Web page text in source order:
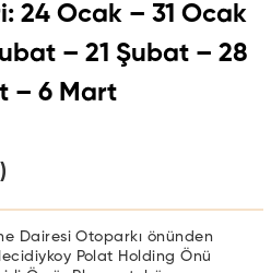
24 Ocak – 31 Ocak
– 21 Şubat – 28
– 6 Mart
Dairesi Otoparkı önünden
Polat Holding Önü